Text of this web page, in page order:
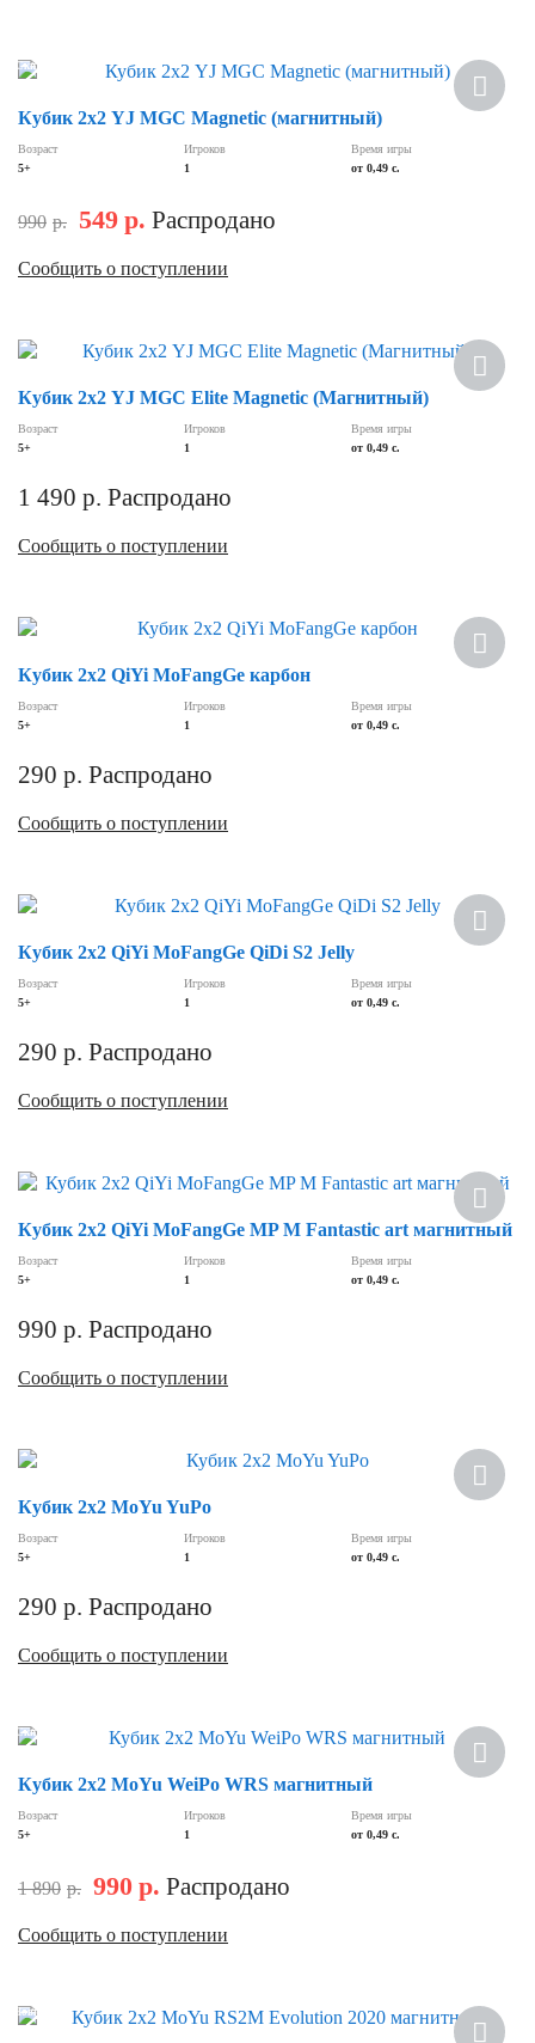
Скидка
Кубик 2х2 YJ MGC Magnetic (магнитный)
Возраст
5+
Игроков
1
Время игры
от 0,49 c.
990 р. 549 р. Распродано
Сообщить о поступлении
Кубик 2х2 YJ MGC Elite Magnetic (Магнитный)
Возраст
5+
Игроков
1
Время игры
от 0,49 c.
1 490 р. Распродано
Сообщить о поступлении
Кубик 2х2 QiYi MoFangGe карбон
Возраст
5+
Игроков
1
Время игры
от 0,49 c.
290 р. Распродано
Сообщить о поступлении
Кубик 2х2 QiYi MoFangGe QiDi S2 Jelly
Возраст
5+
Игроков
1
Время игры
от 0,49 c.
290 р. Распродано
Сообщить о поступлении
Кубик 2х2 QiYi MoFangGe MP M Fantastic art магнитный
Возраст
5+
Игроков
1
Время игры
от 0,49 c.
990 р. Распродано
Сообщить о поступлении
Кубик 2х2 MoYu YuPo
Возраст
5+
Игроков
1
Время игры
от 0,49 c.
290 р. Распродано
Сообщить о поступлении
Скидка
Кубик 2х2 MoYu WeiPo WRS магнитный
Возраст
5+
Игроков
1
Время игры
от 0,49 с.
1 890 р. 990 р. Распродано
Сообщить о поступлении
Новинка